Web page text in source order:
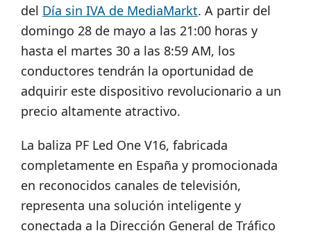
del Día sin IVA de MediaMarkt. A partir del
domingo 28 de mayo a las 21:00 horas y
hasta el martes 30 a las 8:59 AM, los
conductores tendrán la oportunidad de
adquirir este dispositivo revolucionario a un
precio altamente atractivo.
La baliza PF Led One V16, fabricada
completamente en España y promocionada
en reconocidos canales de televisión,
representa una solución inteligente y
conectada a la Dirección General de Tráfico